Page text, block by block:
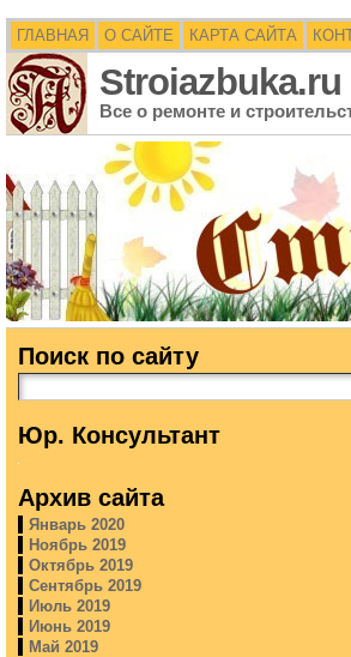
ГЛАВНАЯ О САЙТЕ КАРТА САЙТА
Stroiazbuka.ru
Все о ремонте и
Поиск по сайту
Юр. Консультант
Архив сайта
Январь 2020
Ноябрь 2019
Октябрь 2019
Сентябрь 2019
Июль 2019
Июнь 2019
Май 2019